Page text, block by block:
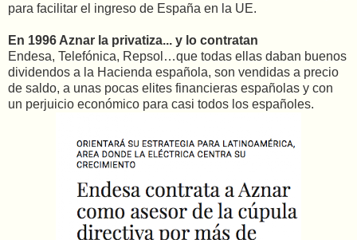
para facilitar el ingreso de España en la UE.
En 1996 Aznar la privatiza... y lo contratan
Endesa, Telefónica, Repsol…que todas ellas daban buenos
dividendos a la Hacienda española, son vendidas a precio
de saldo, a unas pocas elites financieras españolas y con
un perjuicio económico para casi todos los españoles.